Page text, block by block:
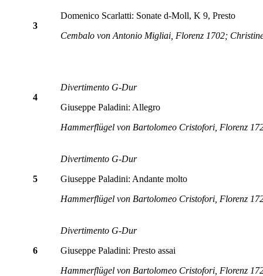
3
Domenico Scarlatti: Sonate d-Moll, K 9, Presto
Cembalo von Antonio Migliai, Florenz 1702;
4
Divertimento G-Dur
Giuseppe Paladini: Allegro
Hammerflügel von Bartolomeo Cristofori, Florenz
5
Divertimento G-Dur
Giuseppe Paladini: Andante molto
Hammerflügel von Bartolomeo Cristofori, Florenz
6
Divertimento G-Dur
Giuseppe Paladini: Presto assai
Hammerflügel von Bartolomeo Cristofori, Florenz